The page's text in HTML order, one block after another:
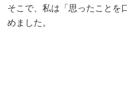
そこで、私は「思ったことを
めました。